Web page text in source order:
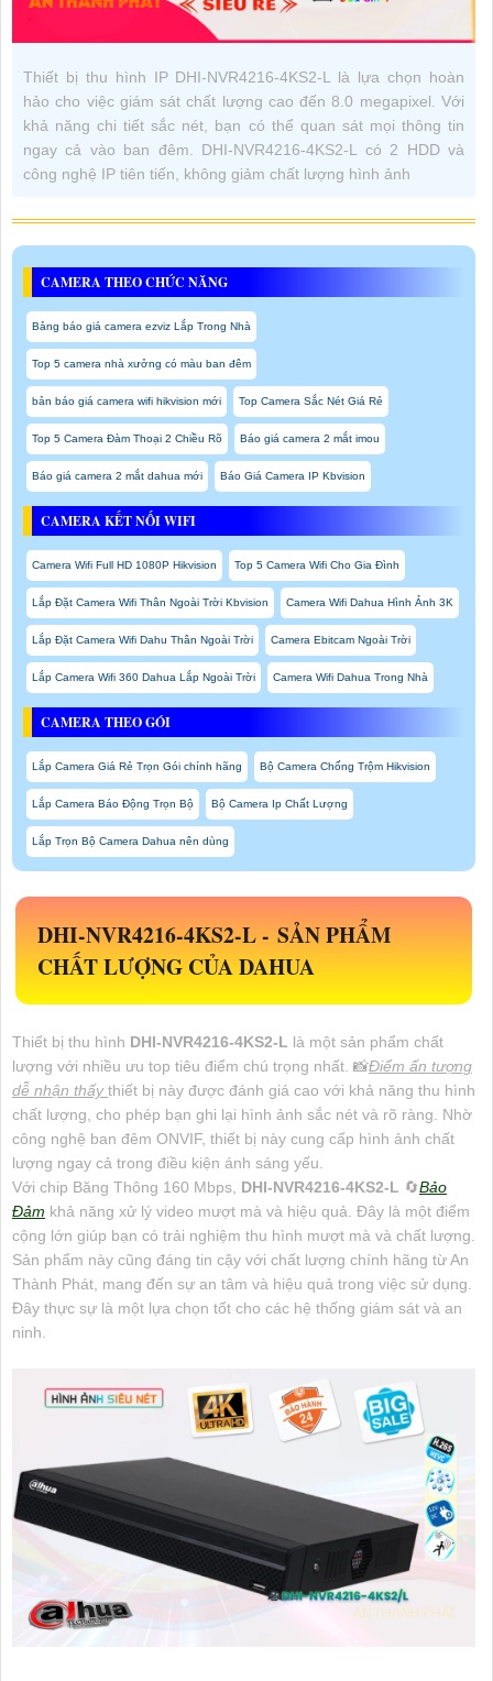
Thiết bị thu hình IP DHI-NVR4216-4KS2-L là lựa chọn hoàn
hảo cho việc giám sát chất lượng cao đến 8.0 megapixel. Với
khả năng chi tiết sắc nét, bạn có thể quan sát mọi thông tin
ngay cả vào ban đêm. DHI-NVR4216-4KS2-L có 2 HDD và
công nghệ IP tiên tiến, không giảm chất lượng hình ảnh
CAMERA THEO CHỨC NĂNG
Bảng báo giá camera ezviz Lắp Trong Nhà
Top 5 camera nhà xưởng có màu ban đêm
bản báo giá camera wifi hikvision mới Top Camera Sắc Nét Giá Rẻ
Top 5 Camera Đàm Thoại 2 Chiều Rõ Báo giá camera 2 mắt imou
Báo giá camera 2 mắt dahua mới Báo Giá Camera IP Kbvision
CAMERA KẾT NỐI WIFI
Camera Wifi Full HD 1080P Hikvision Top 5 Camera Wifi Cho Gia Đình
Lắp Đặt Camera Wifi Thân Ngoài Trời Kbvision Camera Wifi Dahua Hình Ảnh 3K
Lắp Đặt Camera Wifi Dahu Thân Ngoài Trời Camera Ebitcam Ngoài Trời
Lắp Camera Wifi 360 Dahua Lắp Ngoài Trời Camera Wifi Dahua Trong Nhà
CAMERA THEO GÓI
Lắp Camera Giá Rẻ Trọn Gói chính hãng Bộ Camera Chống Trộm Hikvision
Lắp Camera Báo Động Trọn Bộ Bộ Camera Ip Chất Lượng
Lắp Trọn Bộ Camera Dahua nên dùng
DHI-NVR4216-4KS2-L - SẢN PHẨM
CHẤT LƯỢNG CỦA DAHUA
Thiết bị thu hình DHI-NVR4216-4KS2-L là một sản phẩm chất
lượng với nhiều ưu top tiêu điểm chú trọng nhất. 📸Điểm ấn tượng
dễ nhận thấythiết bị này được đánh giá cao với khả năng thu hình
chất lượng, cho phép bạn ghi lại hình ảnh sắc nét và rõ ràng. Nhờ
công nghệ ban đêm ONVIF, thiết bị này cung cấp hình ảnh chất
lượng ngay cả trong điều kiện ánh sáng yếu.
Với chip Băng Thông 160 Mbps, DHI-NVR4216-4KS2-L 🔄Bảo
Đảm khả năng xử lý video mượt mà và hiệu quả. Đây là một điểm
cộng lớn giúp bạn có trải nghiệm thu hình mượt mà và chất lượng.
Sản phẩm này cũng đáng tin cậy với chất lượng chính hãng từ An
Thành Phát, mang đến sự an tâm và hiệu quả trong việc sử dụng.
Đây thực sự là một lựa chọn tốt cho các hệ thống giám sát và an
ninh.